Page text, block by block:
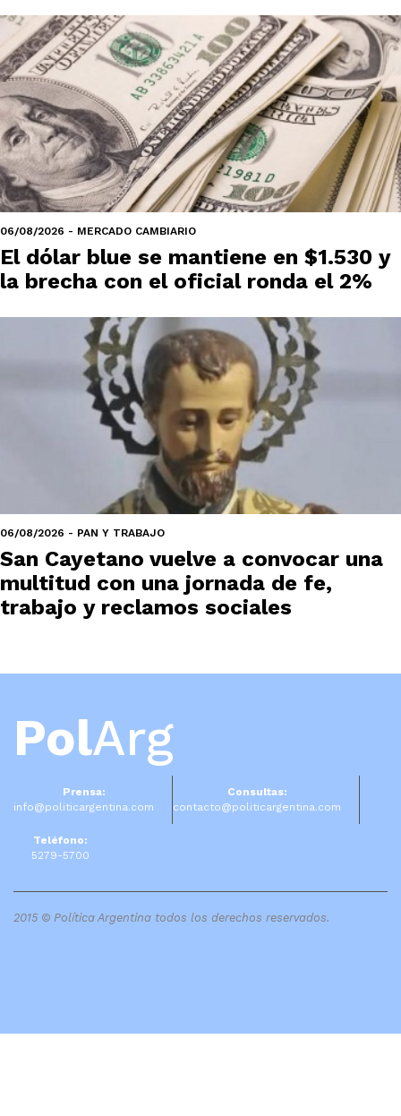
06/08/2026 - MERCADO CAMBIARIO
El dólar blue se mantiene en $1.530 y
la brecha con el oficial ronda el 2%
06/08/2026 - PAN Y TRABAJO
San Cayetano vuelve a convocar una
multitud con una jornada de fe,
trabajo y reclamos sociales
PolArg
Prensa:
info@politicargentina.com
Consultas:
contacto@politicargentina.com
Teléfono:
5279-5700
2015 © Política Argentina todos los derechos reservados.